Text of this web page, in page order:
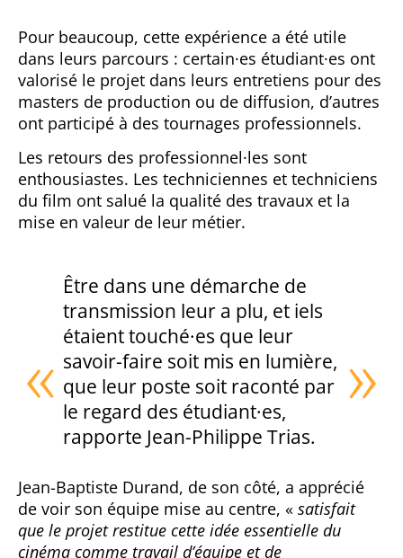
Pour beaucoup, cette expérience a été utile
dans leurs parcours : certain·es étudiant·es ont
valorisé le projet dans leurs entretiens pour des
masters de production ou de diffusion, d’autres
ont participé à des tournages professionnels.
Les retours des professionnel·les sont
enthousiastes. Les techniciennes et techniciens
du film ont salué la qualité des travaux et la
mise en valeur de leur métier.
Être dans une démarche de
transmission leur a plu, et iels
étaient touché·es que leur
savoir-faire soit mis en lumière,
que leur poste soit raconté par
le regard des étudiant·es,
rapporte Jean-Philippe Trias.
Jean-Baptiste Durand, de son côté, a apprécié
de voir son équipe mise au centre, « satisfait
que le projet restitue cette idée essentielle du
cinéma comme travail d’équipe et de